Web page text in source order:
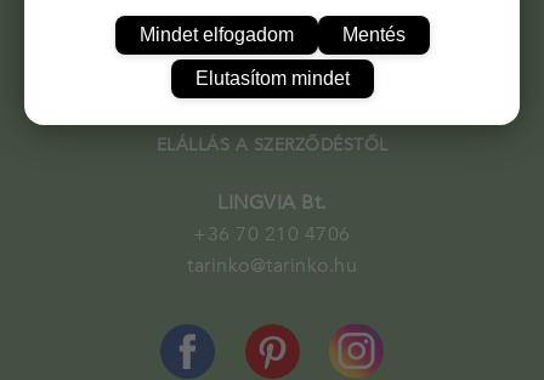
ADATVÉDELEM
ÁSZF
ELÁLLÁS A SZERZŐDÉSTŐL
LINGVIA Bt.
+36 70 210 4706
tarinko@tarinko.hu
Mindet elfogadom Mentés
Elutasítom mindet